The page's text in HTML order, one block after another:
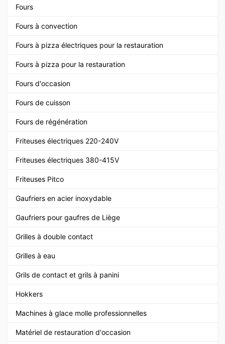
Fours
Fours à convection
Fours à pizza électriques pour la restauration
Fours à pizza pour la restauration
Fours d'occasion
Fours de cuisson
Fours de régénération
Friteuses électriques 220-240V
Friteuses électriques 380-415V
Friteuses Pitco
Gaufriers en acier inoxydable
Gaufriers pour gaufres de Liège
Grilles à double contact
Grilles à eau
Grils de contact et grils à panini
Hokkers
Machines à glace molle professionnelles
Matériel de restauration d'occasion